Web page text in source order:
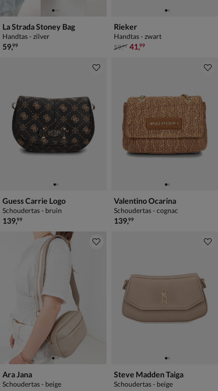
La Strada Stoney Bag
Handtas - zilver
€ 59,99
59,99
Rieker
Handtas - zwart
van € 59,99 voor € 41,99
59,99 41,99
Guess Carrie Logo
Schoudertas - bruin
€ 139,99
139,99
Valentino Ocarina
Schoudertas - cognac
€ 139,99
139,99
Ara Jana
Schoudertas - beige
Steve Madden Taiga
Schoudertas - beige